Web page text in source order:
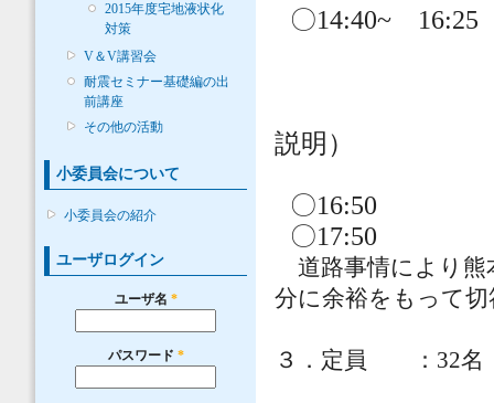
2015年度宅地液状化
対策
V＆V講習会
耐震セミナー基礎編の出
前講座
その他の活動
小委員会について
小委員会の紹介
ユーザログイン
ユーザ名 *
パスワード *
〇14:40~ 16:25
説明）
〇16:50
〇17:50
道路事情により熊
分に余裕をもって
３．定員 ：32名